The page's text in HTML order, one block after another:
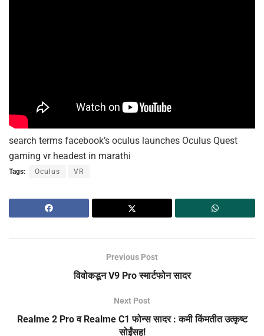
search terms facebook’s oculus launches Oculus Quest
gaming vr headest in marathi
Tags: Oculus VR
Previous Post
विवोकडून V9 Pro स्मार्टफोन सादर
Next Post
Realme 2 Pro व Realme C1 फोन्स सादर : कमी किंमतीत उत्कृष्ट
सोईंसह!